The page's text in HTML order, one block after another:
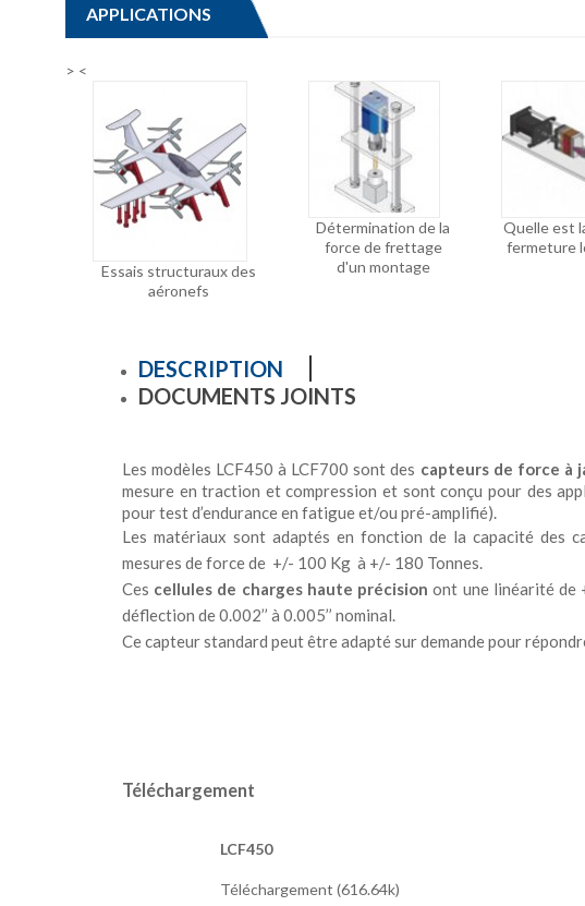
APPLICATIONS
> <
Essais structuraux des
aéronefs
Détermination de la
force de frettage
d'un montage
Quelle est
fermeture
DESCRIPTION
DOCUMENTS JOINTS
Les modèles LCF450 à LCF700 sont des capteurs de force à
mesure en traction et compression et sont conçu pour des
pour test d’endurance en fatigue et/ou pré-amplifié).
Les matériaux sont adaptés en fonction de la capacité des
mesures de force de +/- 100 Kg à +/- 180 Tonnes.
Ces cellules de charges haute précision ont une linéarité de
déflection de 0.002’’ à 0.005’’ nominal.
Cecapteur standard peut être adapté sur demande pour
Téléchargement
LCF450
Téléchargement (616.64k)